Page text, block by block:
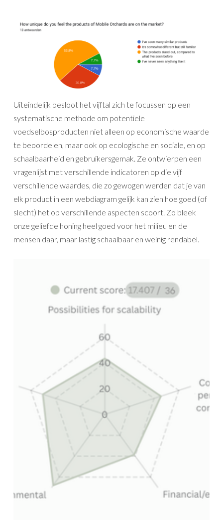
Uiteindelijk besloot het vijftal zich te focussen op een
systematische methode om potentiele
voedselbosproducten niet alleen op economische waarde
te beoordelen, maar ook op ecologische en sociale, en op
schaalbaarheid en gebruikersgemak. Ze ontwierpen een
vragenlijst met verschillende indicatoren op die vijf
verschillende waardes, die zo gewogen werden dat je van
elk product in een webdiagram gelijk kan zien hoe goed (of
slecht) het op verschillende aspecten scoort. Zo bleek
onze geliefde honing heel goed voor het milieu en de
mensen daar, maar lastig schaalbaar en weinig rendabel.